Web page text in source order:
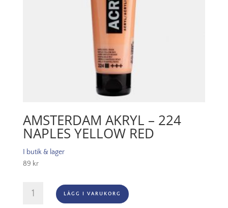
AMSTERDAM AKRYL – 224
NAPLES YELLOW RED
I butik & lager
89 kr
Amsterdam
Akryl
LÄGG I VARUKORG